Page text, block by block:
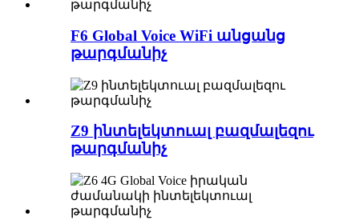
F6 Global Voice WiFi անցանց
թարգմանիչ
Z9 ինտելեկտուալ բազմալեզու
թարգմանիչ